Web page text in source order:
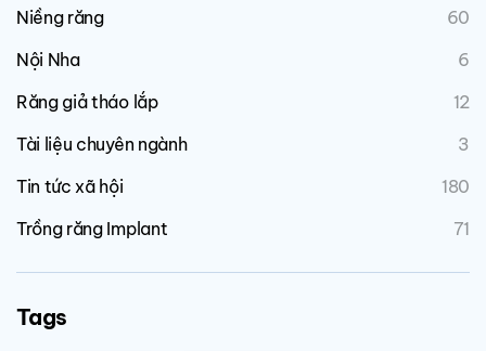
Niềng răng
60
Nội Nha
6
Răng giả tháo lắp
12
Tài liệu chuyên ngành
3
Tin tức xã hội
180
Trồng răng Implant
71
Tags